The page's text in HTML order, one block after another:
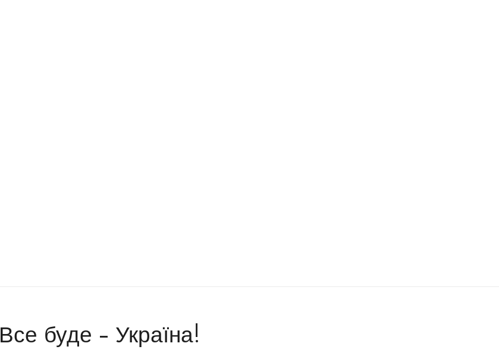
Все буде - Україна!